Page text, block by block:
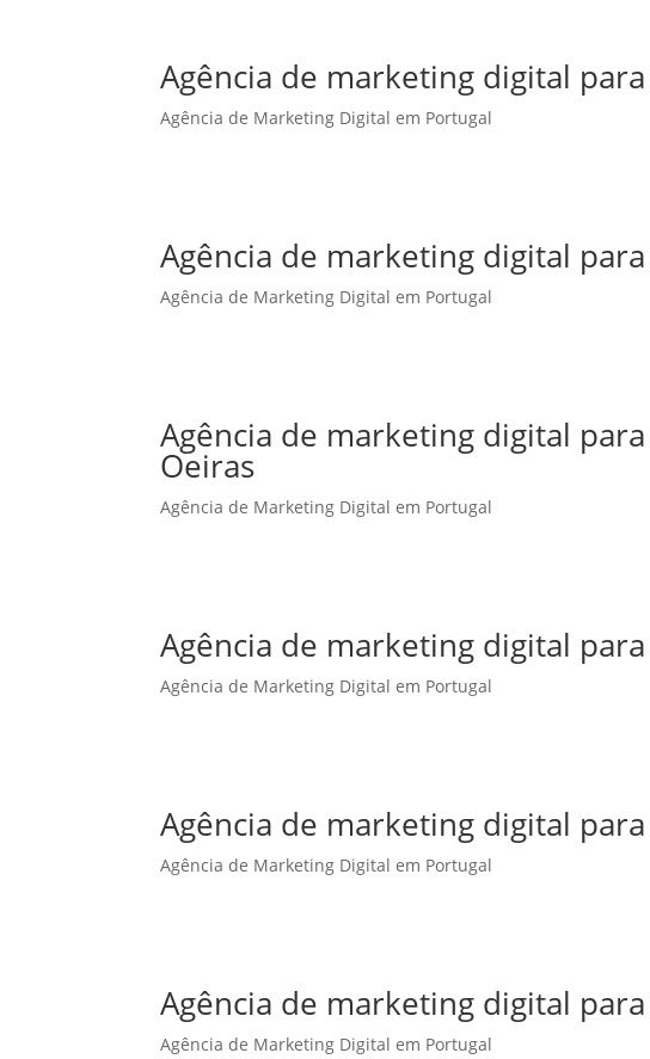
Agência de marketing digital
Agência de Marketing Digital em Portugal
Agência de marketing digital
Agência de Marketing Digital em Portugal
Agência de marketing digital
Oeiras
Agência de Marketing Digital em Portugal
Agência de marketing digital
Agência de Marketing Digital em Portugal
Agência de marketing digital
Agência de Marketing Digital em Portugal
Agência de marketing digital
Agência de Marketing Digital em Portugal